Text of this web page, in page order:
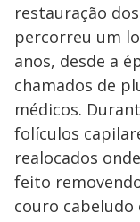
restauração
percorreu um
anos, desde a
chamados de
médicos.
folículos
realocados
feito
couro